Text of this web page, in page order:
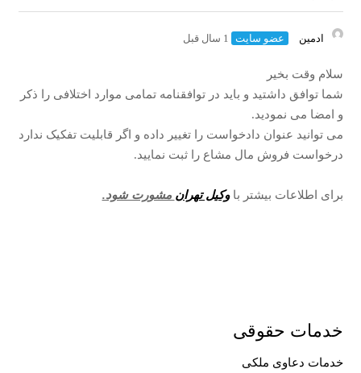
ادمین عضو سایت
سلام وقت بخیر
شما توافق داشتید و باید در توافقنامه تمامی موارد اختلافی را ذکر
و امضا می نمودید.
می توانید عنوان دادخواست را تغییر داده و اگر قابلیت تفکیک ندارد
درخواست فروش مال مشاع را ثبت نمایید.
برای اطلاعات بیشتر باوکیل تهران مشورت شود.
خدمات حقوقی
خدمات دعاوی ملکی